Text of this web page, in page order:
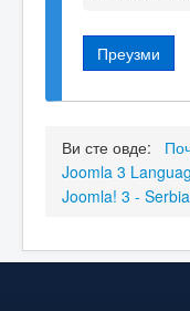
Преузми
Ви сте овде:
Joomla 3
Joomla! 3 -